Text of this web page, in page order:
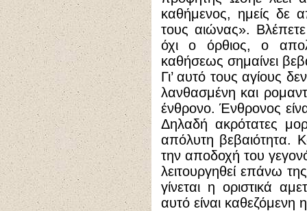
καθήμενος, ημείς δε
τους αιώνας».
όχι ο όρθιος, ο
καθήσεως σημαίνει
Γι’ αυτό τους αγίους
λανθασμένη και
ένθρονο. Ένθρονος
Δηλαδή ακρότατες
απόλυτη βεβαιότητα.
την αποδοχή του
λειτουργηθεί επάνω
γίνεται η οριστικά
αυτό είναι καθεζόμενη